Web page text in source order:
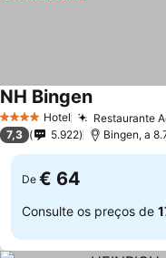
4 EstrelasHotel Restaurante
NH Bingen
7,3 5.922 Bingen, a
De € 64
Consulte os preços de